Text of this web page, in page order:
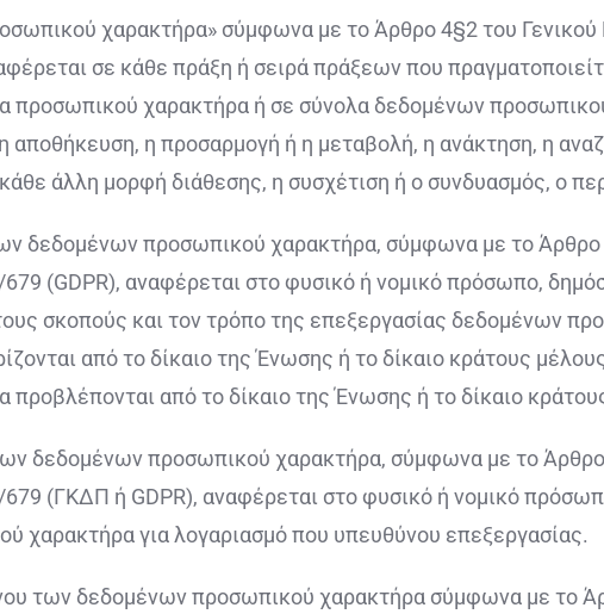
χαρακτήρα» σύμφωνα με το Άρθρο 4§2 του Γενικού
σε κάθε πράξη ή σειρά πράξεων που
προσωπικού χαρακτήρα ή σε σύνολα δεδομένων
η προσαρμογή ή η μεταβολή, η ανάκτηση, η
άλλη μορφή διάθεσης, η συσχέτιση ή ο συνδυασμός, ο
δεδομένων προσωπικού χαρακτήρα, σύμφωνα με το Άρθρο
(GDPR), αναφέρεται στο φυσικό ή νομικό πρόσωπο,
σκοπούς και τον τρόπο της επεξεργασίας δεδομένων
από το δίκαιο της Ένωσης ή το δίκαιο κράτους
προβλέπονται από το δίκαιο της Ένωσης ή το δίκαιο
δεδομένων προσωπικού χαρακτήρα, σύμφωνα με το Άρθρο
(ΓΚΔΠ ή GDPR), αναφέρεται στο φυσικό ή νομικό
χαρακτήρα για λογαριασμό που υπευθύνου επεξεργασίας.
των δεδομένων προσωπικού χαρακτήρα σύμφωνα με το